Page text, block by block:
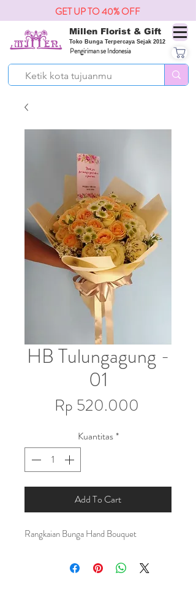
Millen Florist & Gift
Toko Bunga Terpercaya Sejak 2012
Pengiriman se Indonesia
GET UP TO 40% OFF
HB Tulungagung -
01
Rp 520.000
Kuantitas*
Add To Cart
Rangkaian Bunga Hand Bouquet